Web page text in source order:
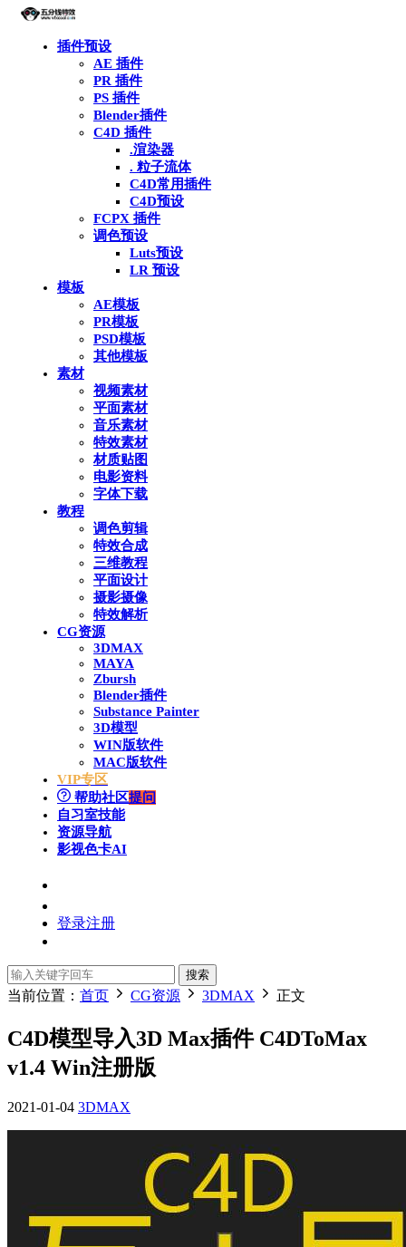
插件预设
AE 插件
PR 插件
PS 插件
Blender插件
C4D 插件
.渲染器
. 粒子流体
C4D常用插件
C4D预设
FCPX 插件
调色预设
Luts预设
LR 预设
模板
AE模板
PR模板
PSD模板
其他模板
素材
视频素材
平面素材
音乐素材
特效素材
材质贴图
电影资料
字体下载
教程
调色剪辑
特效合成
三维教程
平面设计
摄影摄像
特效解析
CG资源
3DMAX
MAYA
Zbursh
Blender插件
Substance Painter
3D模型
WIN版软件
MAC版软件
VIP专区
帮助社区提问
自习室技能
资源导航
影视色卡AI
登录注册
搜索
当前位置： 首页 CG资源 3DMAX 正文
C4D模型导入3D Max插件 C4DToMax
v1.4 Win注册版
2021-01-04 3DMAX